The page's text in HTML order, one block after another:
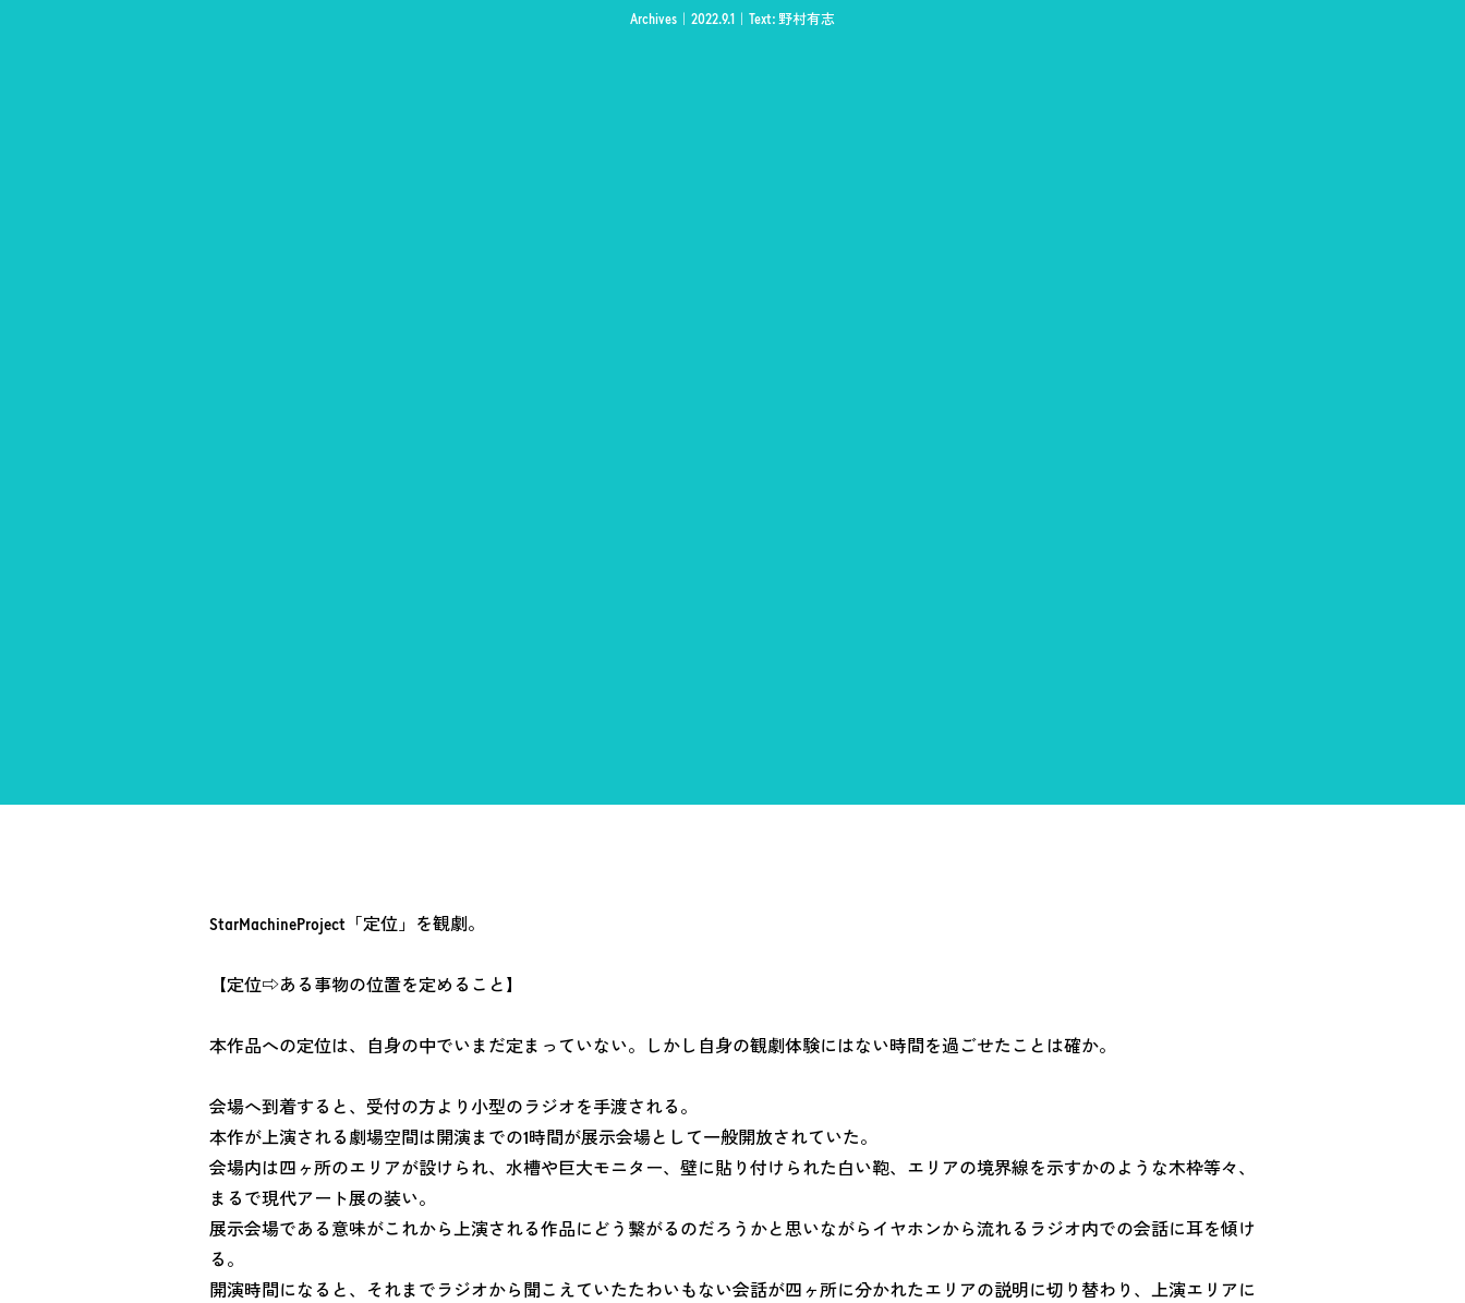
Archives 2022.9.1 Text: 野村有志
StarMachineProject「定位」を観劇。
【定位⇨ある事物の位置を定めること】
本作品への定位は、自身の中でいまだ定まっていない。しかし自身の観劇体験にはない時間を過ごせたことは確か。
会場へ到着すると、受付の方より小型のラジオを手渡される。
本作が上演される劇場空間は開演までの1時間が展示会場として一般開放されていた。
会場内は四ヶ所のエリアが設けられ、水槽や巨大モニター、壁に貼り付けられた白い鞄、エリアの境界線を示すかのような木枠等々、
まるで現代アート展の装い。
展示会場である意味がこれから上演される作品にどう繋がるのだろうかと思いながらイヤホンから流れるラジオ内での会話に耳を傾け
る。
開演時間になると、それまでラジオから聞こえていたたわいもない会話が四ヶ所に分かれたエリアの説明に切り替わり、上演エリアに